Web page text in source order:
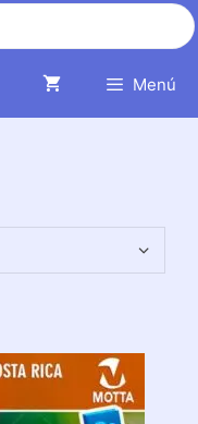
Menú